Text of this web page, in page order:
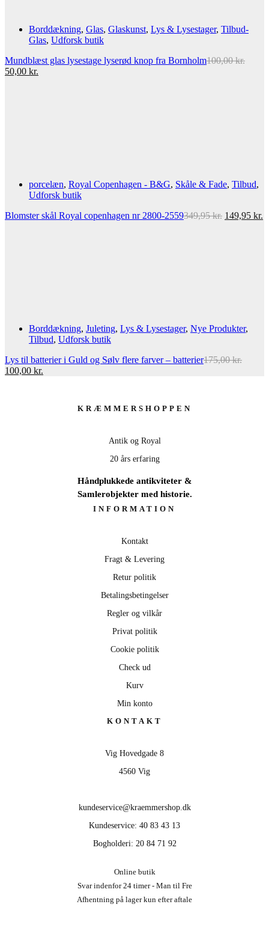
Borddækning, Glas, Glaskunst, Lys & Lysestager, Tilbud-
Glas, Udforsk butik
Mundblæst glas lysestage lyserød knop fra Bornholm100,00kr.
Den
50,00 kr.
porcelæn, Royal Copenhagen - B&G, Skåle & Fade, Tilbud,
Udforsk butik
Blomster skål Royal copenhagen nr 2800-2559349,95kr. Den
149,95 kr.
Borddækning, Juleting, Lys & Lysestager, Nye Produkter,
Tilbud, Udforsk butik
Lys til batterier i Guld og Sølv flere farver – batterier175,00kr.
Den
100,00 kr.
100,00 kr..KRÆMMERSHOPPEN
Antik og Royal
20 års erfaring
Håndplukkede antikviteter &
Samlerobjekter med historie.
INFORMATION
Kontakt
Fragt & Levering
Retur politik
Betalingsbetingelser
Regler og vilkår
Privat politik
Cookie politik
Check ud
Kurv
Min konto
KONTAKT
Vig Hovedgade 8
4560 Vig
kundeservice@kraemmershop.dk
Kundeservice: 40 83 43 13
Bogholderi: 20 84 71 92
Online butik
Svar indenfor 24 timer - Man til Fre
Afhentning på lager kun efter aftale